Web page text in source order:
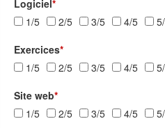
Logiciel*
1/5
2/5 3/5 4/5
Exercices*
1/5
2/5 3/5 4/5
Site web*
1/5
2/5 3/5 4/5